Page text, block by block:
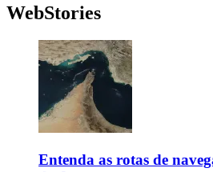
WebStories
Entenda as rotas de